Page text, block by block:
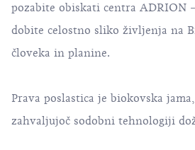
pozabite obiskati centra ADRION
dobite celostno sliko življenja na
človeka in planine.
Prava poslastica je biokovska
zahvaljujoč sodobni tehnologiji